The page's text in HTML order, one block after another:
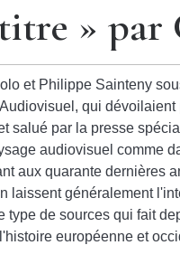
»
et Philippe Sainteny
qui
salué par la presse
audiovisuel comme
aux quarante dernières
laissent généralement
de sources qui fait
européenne et